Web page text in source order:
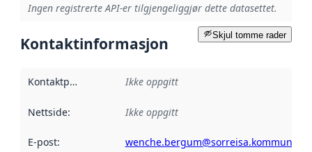
Ingen registrerte API-er tilgjengeliggjør dette datasettet.
Skjul tomme rader
Kontaktinformasjon
Kontaktpunkt Ikke oppgitt
Nettside: Ikke oppgitt
E-post: wenche.bergum@sorreisa.kommune.no